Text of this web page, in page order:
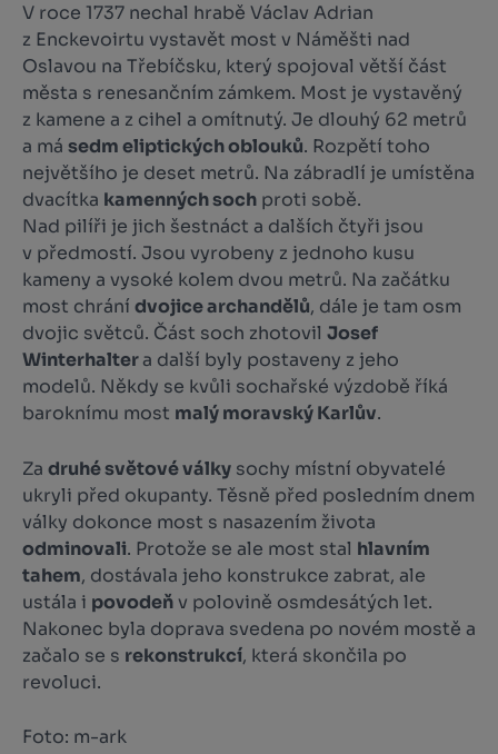
V roce 1737 nechal hrabě Václav Adrian
z Enckevoirtu vystavět most v Náměšti nad
Oslavou na Třebíčsku, který spojoval větší část
města s renesančním zámkem. Most je vystavěný
z kamene a z cihel a omítnutý. Je dlouhý 62 metrů
a má sedm eliptických oblouků. Rozpětí toho
největšího je deset metrů. Na zábradlí je umístěna
dvacítka kamenných soch proti sobě.
Nad pilíři je jich šestnáct a dalších čtyři jsou
v předmostí. Jsou vyrobeny z jednoho kusu
kameny a vysoké kolem dvou metrů. Na začátku
most chrání dvojice archandělů, dále je tam osm
dvojic světců. Část soch zhotovil Josef
Winterhaltera další byly postaveny z jeho
modelů. Někdy se kvůli sochařské výzdobě říká
baroknímu most malý moravský Karlův.
Za druhé světové války sochy místní obyvatelé
ukryli před okupanty. Těsně před posledním dnem
války dokonce most s nasazením života
odminovali. Protože se ale most stal hlavním
tahem, dostávala jeho konstrukce zabrat, ale
ustála i povodeňv polovině osmdesátých let.
Nakonec byla doprava svedena po novém mostě a
začalo se s rekonstrukcí, která skončila po
revoluci.
Foto: m-ark